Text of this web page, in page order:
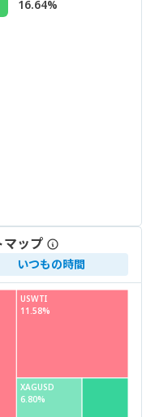
16.64%
マップ
いつもの時間
USWTI
XAGUSD
11.58%
6.80%